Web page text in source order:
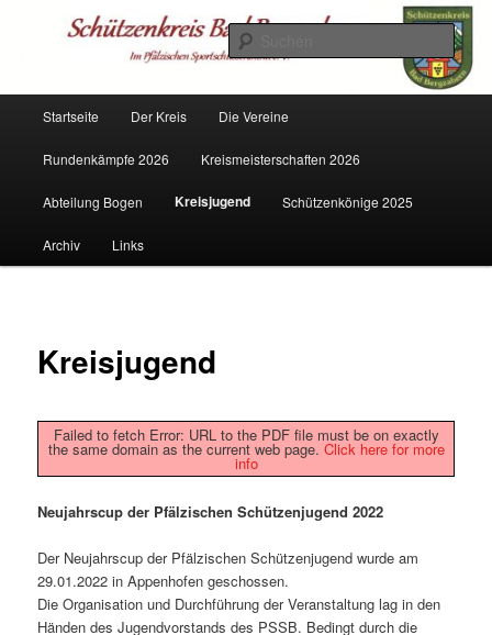
Schützenkreis Bad Bergzabern
Startseite Der Kreis Die Vereine
Rundenkämpfe 2026 Kreismeisterschaften 2026
Abteilung Bogen Kreisjugend Schützenkönige 2025
Archiv Links
Kreisjugend
Failed to fetch Error: URL to the PDF file must be on exactly
the same domain as the current web page. Click here for more
info
Neujahrscup der Pfälzischen Schützenjugend 2022
Der Neujahrscup der Pfälzischen Schützenjugend wurde am
29.01.2022 in Appenhofen geschossen.
Die Organisation und Durchführung der Veranstaltung lag in den
Händen des Jugendvorstands des PSSB. Bedingt durch die